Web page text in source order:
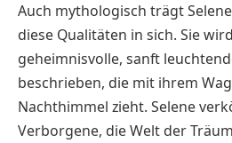
Auch mythologisch trägt
diese Qualitäten in sich. Sie
geheimnisvolle, sanft
beschrieben, die mit ihrem
Nachthimmel zieht. Selene
Verborgene, die Welt der